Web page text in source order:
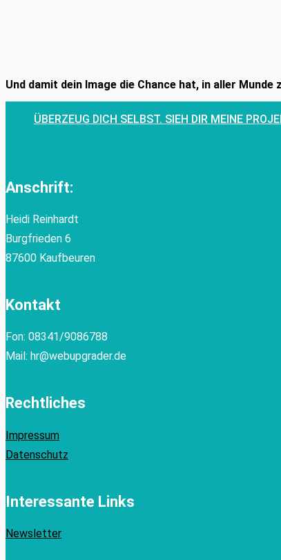
Und damit dein Image die Chance hat, in aller
ÜBERZEUG DICH SELBST. SIEH DIR MEINE
Anschrift:
Heidi Reinhardt
Burgfrieden 6
87600 Kaufbeuren
Kontakt
Fon: 08341/9086788
Mail: hr@webupgrader.de
Rechtliches
Impressum
Datenschutz
Interessante Links
Newsletter